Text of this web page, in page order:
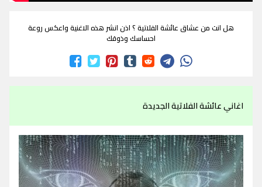
هل انت من عشاق عائشة الفلاتية ؟ اذن انشر هذه الاغنية واعكس روعة
احساسك وذوقك
اغاني عائشة الفلاتية الجديدة